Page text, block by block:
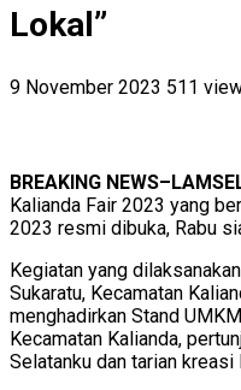
Lokal”
9 November 2023 511
BREAKING
Kalianda Fair 2023 yang
2023 resmi dibuka, Rabu
Kegiatan yang
Sukaratu, Kecamatan
menghadirkan Stand
Kecamatan Kalianda,
Selatanku dan tarian kreasi